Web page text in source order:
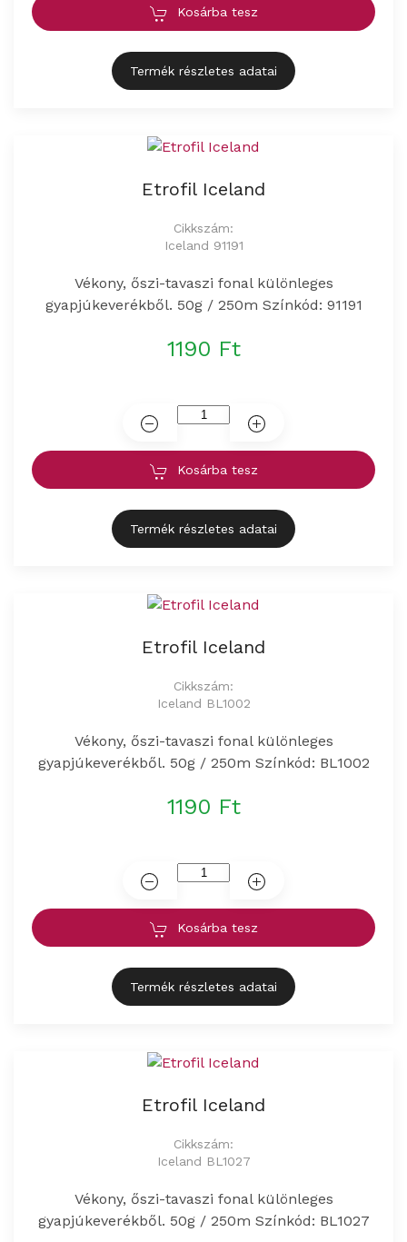
Kosárba tesz
Termék részletes adatai
Etrofil Iceland
Cikkszám:
Iceland 91191
Vékony, őszi-tavaszi fonal különleges
gyapjúkeverékből. 50g / 250m Színkód: 91191
1190 Ft
Kosárba tesz
Termék részletes adatai
Etrofil Iceland
Cikkszám:
Iceland BL1002
Vékony, őszi-tavaszi fonal különleges
gyapjúkeverékből. 50g / 250m Színkód: BL1002
1190 Ft
Kosárba tesz
Termék részletes adatai
Etrofil Iceland
Cikkszám:
Iceland BL1027
Vékony, őszi-tavaszi fonal különleges
gyapjúkeverékből. 50g / 250m Színkód: BL1027